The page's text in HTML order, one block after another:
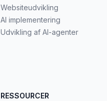
Websiteudvikling
AI implementering
Udvikling af AI-agenter
RESSOURCER